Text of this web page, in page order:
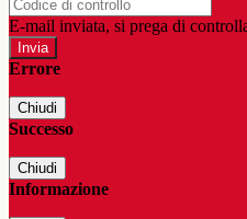
E-mail inviata, si prega di
Errore
Chiudi
Successo
Chiudi
Informazione